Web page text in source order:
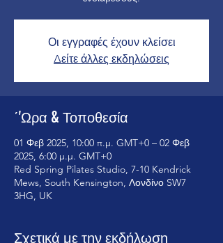
Οι εγγραφές έχουν κλείσει
Δείτε άλλες εκδηλώσεις
΄'Ωρα & Τοποθεσία
01 Φεβ 2025, 10:00 π.μ. GMT+0 – 02 Φεβ
2025, 6:00 μ.μ. GMT+0
Red Spring Pilates Studio, 7-10 Kendrick
Mews, South Kensington, Λονδίνο SW7
3HG, UK
Σχετικά με την εκδήλωση